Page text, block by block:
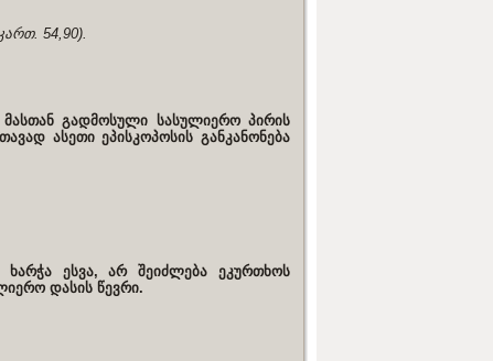
54,90).
გადმოსული სასულიერო პირის
ასეთი ეპისკოპოსის განკანონება
ესვა, არ შეიძლება ეკურთხოს
დასის წევრი.